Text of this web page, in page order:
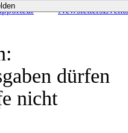
NewslettersEvents
dürfen
nicht